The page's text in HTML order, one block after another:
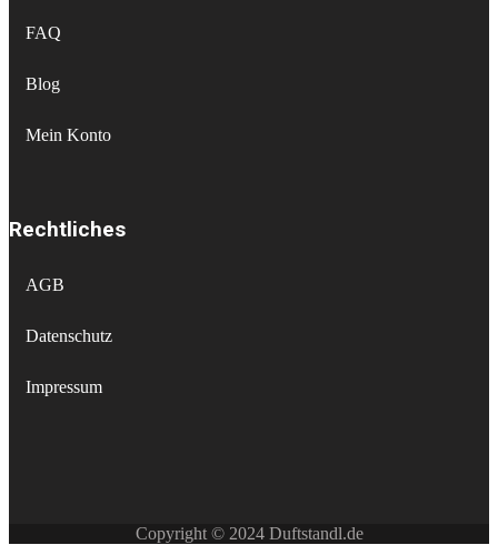
FAQ
Blog
Mein Konto
Rechtliches
AGB
Datenschutz
Impressum
Copyright © 2024 Duftstandl.de